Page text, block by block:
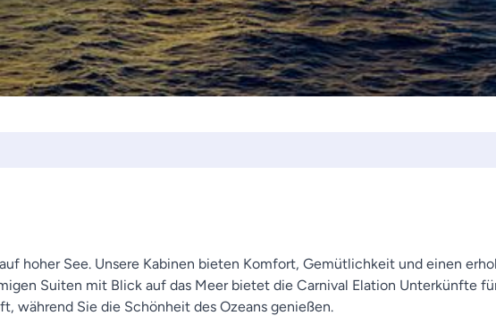
hoher See. Unsere Kabinen bieten Komfort, Gemütlichkeit und einen
Suiten mit Blick auf das Meer bietet die Carnival Elation Unterkünfte
während Sie die Schönheit des Ozeans genießen.